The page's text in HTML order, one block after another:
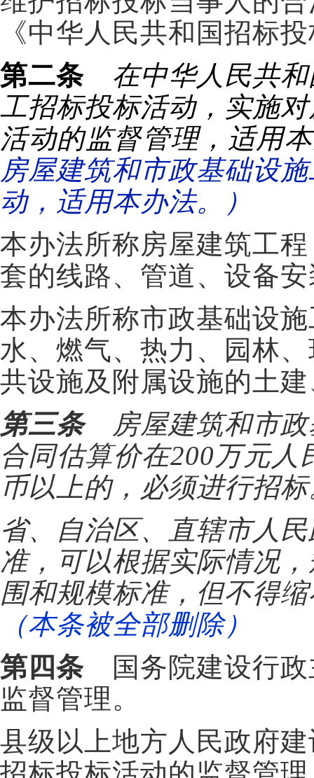
《中华人民共和国招标
第二条
在中华人民共
工招标投标活动，实施
活动的监督管理，适用
房屋建筑和市政基础设
动，适用本办法。）
本办法所称房屋建筑工
套的线路、管道、设备
本办法所称市政基础设
水、燃气、热力、园林
共设施及附属设施的土
第三条
房屋建筑和市
合同估算价在200万元
币以上的，必须进行招
省、自治区、直辖市人
准，可以根据实际情况
围和规模标准，但不得
（本条被全部删除）
第四条 国务院建设行政
监督管理。
县级以上地方人民政府